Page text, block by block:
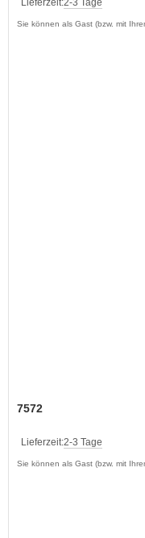
Lieferzeit:2-3 Tage
Sie können als Gast (bzw. mit
7572
Lieferzeit:2-3 Tage
Sie können als Gast (bzw. mit